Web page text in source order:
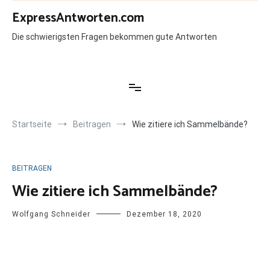
Zum
Inhalt
springen
ExpressAntworten.com
Die schwierigsten Fragen bekommen gute Antworten
Startseite Beitragen Wie zitiere ich Sammelbände?
BEITRAGEN
Wie zitiere ich Sammelbände?
Wolfgang Schneider Dezember 18, 2020